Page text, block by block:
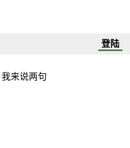
登陆
我来说两句